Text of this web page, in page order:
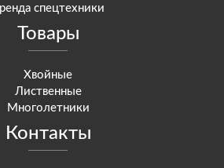
спецтехники
Товары
Хвойные
Лиственные
Многолетники
Контакты